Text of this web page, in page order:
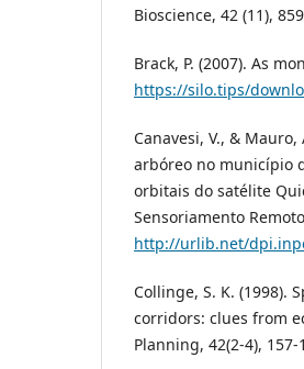
Bioscience, 42 (11),
Brack, P. (2007). As
https://silo.tips/
Canavesi, V., &
arbóreo no município
orbitais do satélite
Sensoriamento
http://urlib.net/
Collinge, S. K. (1998).
corridors: clues from
Planning, 42(2-4), 157-